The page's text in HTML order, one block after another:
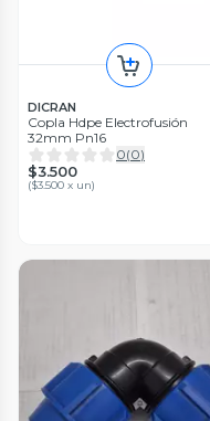
DICRAN
Copla Hdpe Electrofusión
32mm Pn16
0(0)
$3.500
($3.500 x un)